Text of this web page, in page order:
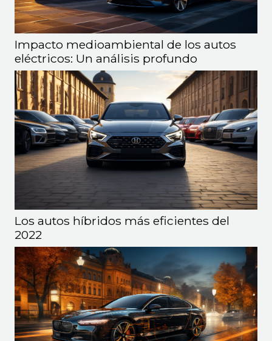
Impacto medioambiental de los autos
eléctricos: Un análisis profundo
Los autos híbridos más eficientes del
2022